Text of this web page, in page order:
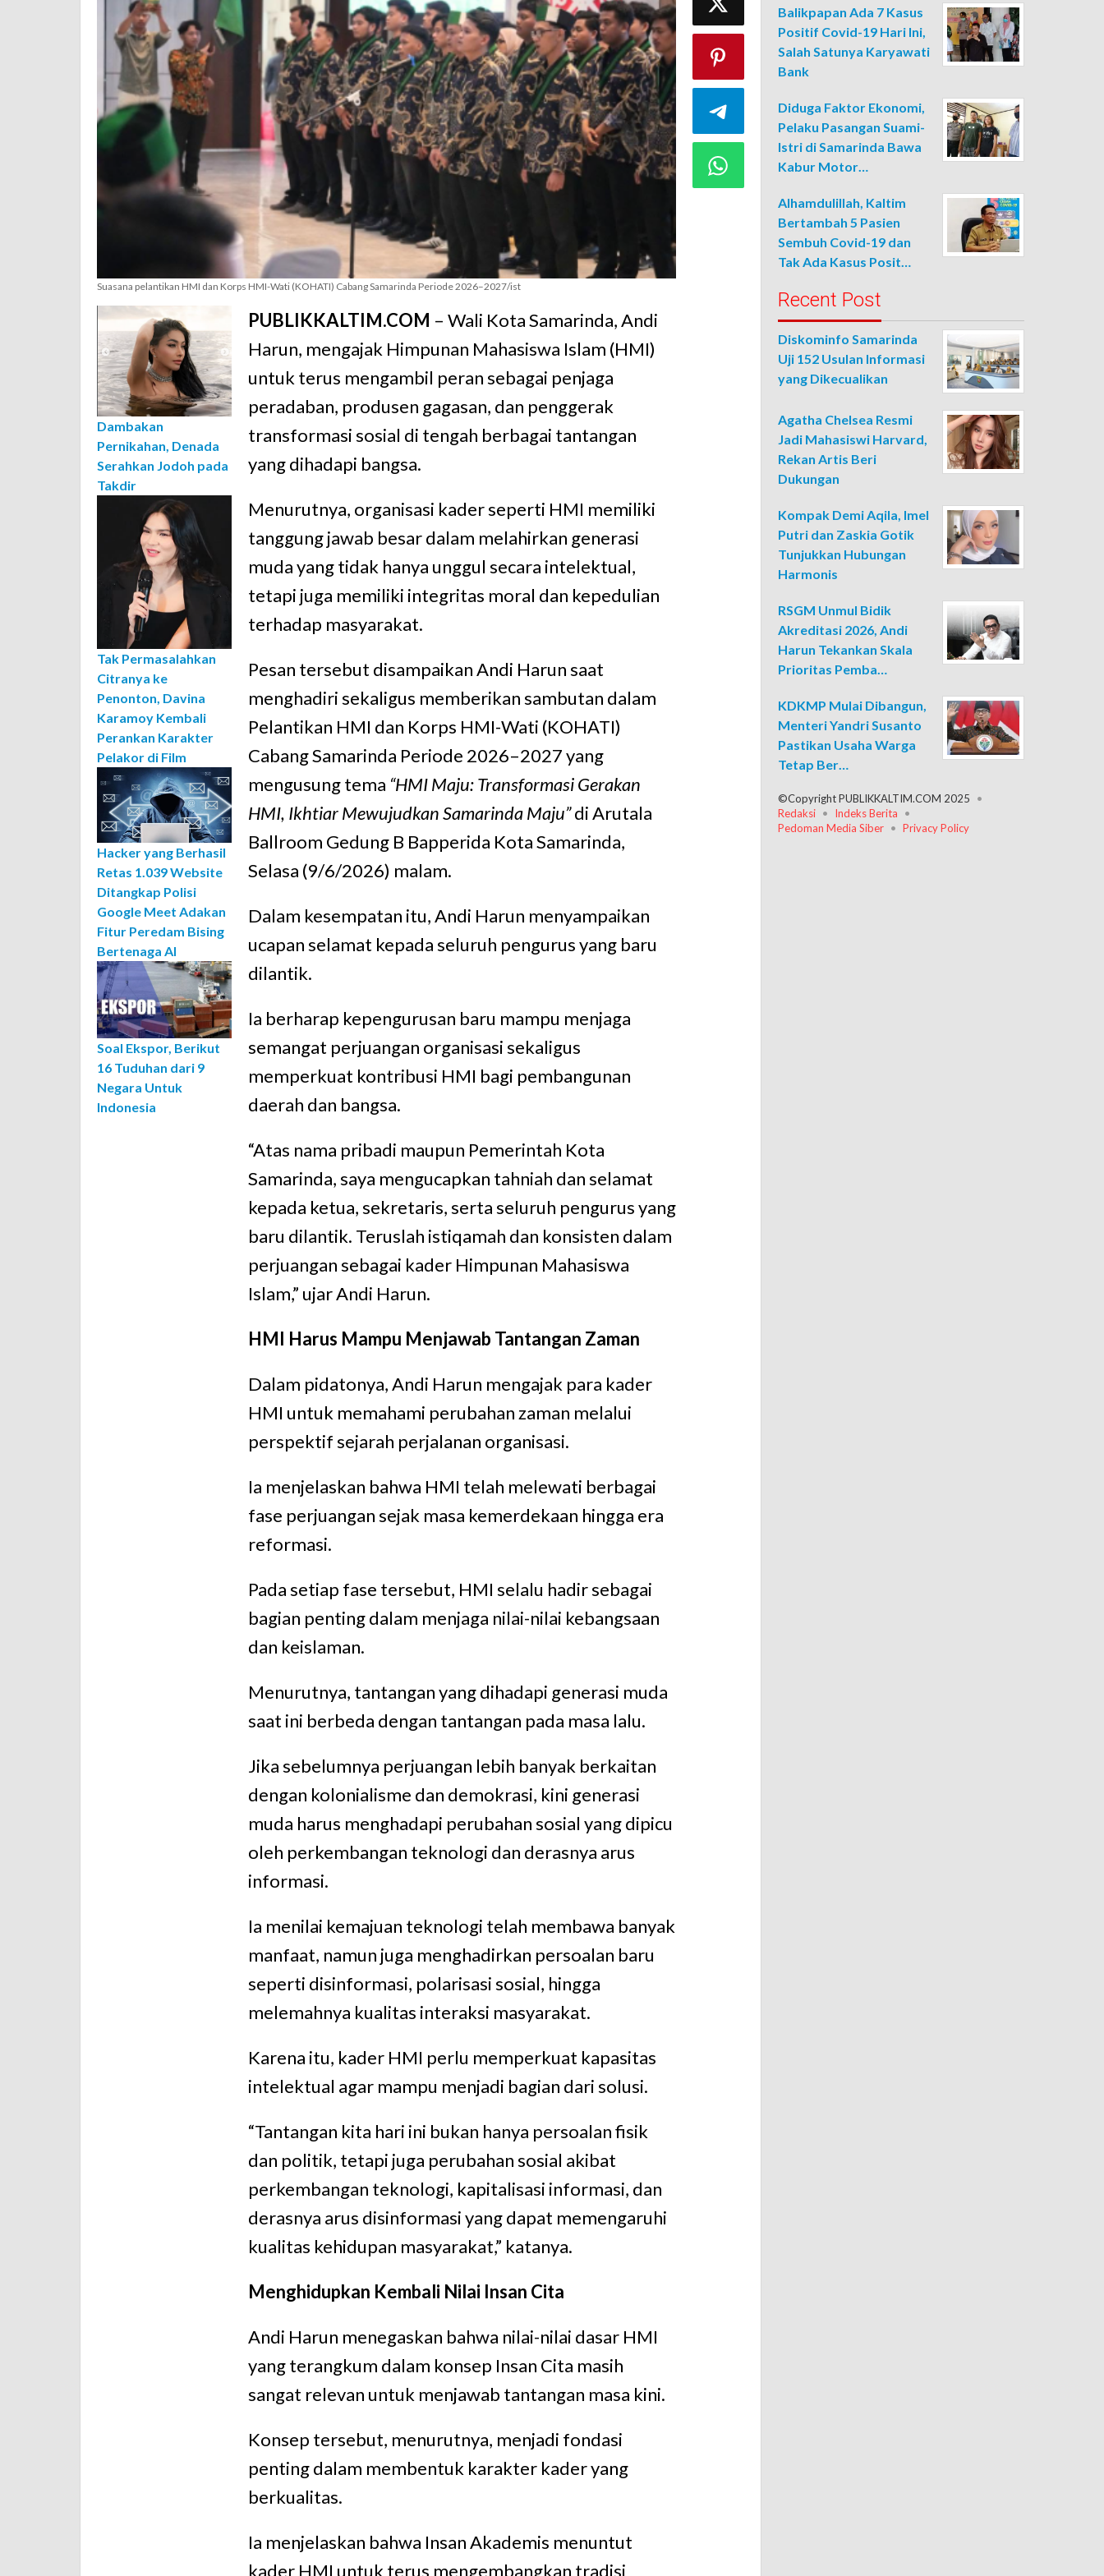
Suasana pelantikan HMI dan Korps HMI-Wati (KOHATI) Cabang Samarinda Periode 2026–2027/ist
Dambakan
Pernikahan, Denada
Serahkan Jodoh pada
Takdir
Tak Permasalahkan
Citranya ke
Penonton, Davina
Karamoy Kembali
Perankan Karakter
Pelakor di Film
Hacker yang Berhasil
Retas 1.039 Website
Ditangkap Polisi
Google Meet Adakan
Fitur Peredam Bising
Bertenaga AI
Soal Ekspor, Berikut
16 Tuduhan dari 9
Negara Untuk
Indonesia
PUBLIKKALTIM.COM – Wali Kota Samarinda, Andi
Harun, mengajak Himpunan Mahasiswa Islam (HMI)
untuk terus mengambil peran sebagai penjaga
peradaban, produsen gagasan, dan penggerak
transformasi sosial di tengah berbagai tantangan
yang dihadapi bangsa.
Menurutnya, organisasi kader seperti HMI memiliki
tanggung jawab besar dalam melahirkan generasi
muda yang tidak hanya unggul secara intelektual,
tetapi juga memiliki integritas moral dan kepedulian
terhadap masyarakat.
Pesan tersebut disampaikan Andi Harun saat
menghadiri sekaligus memberikan sambutan dalam
Pelantikan HMI dan Korps HMI-Wati (KOHATI)
Cabang Samarinda Periode 2026–2027 yang
mengusung tema “HMI Maju: Transformasi Gerakan
HMI, Ikhtiar Mewujudkan Samarinda Maju”di Arutala
Ballroom Gedung B Bapperida Kota Samarinda,
Selasa (9/6/2026) malam.
Dalam kesempatan itu, Andi Harun menyampaikan
ucapan selamat kepada seluruh pengurus yang baru
dilantik.
Ia berharap kepengurusan baru mampu menjaga
semangat perjuangan organisasi sekaligus
memperkuat kontribusi HMI bagi pembangunan
daerah dan bangsa.
“Atas nama pribadi maupun Pemerintah Kota
Samarinda, saya mengucapkan tahniah dan selamat
kepada ketua, sekretaris, serta seluruh pengurus yang
baru dilantik. Teruslah istiqamah dan konsisten dalam
perjuangan sebagai kader Himpunan Mahasiswa
Islam,” ujar Andi Harun.
HMI Harus Mampu Menjawab Tantangan Zaman
Dalam pidatonya, Andi Harun mengajak para kader
HMI untuk memahami perubahan zaman melalui
perspektif sejarah perjalanan organisasi.
Ia menjelaskan bahwa HMI telah melewati berbagai
fase perjuangan sejak masa kemerdekaan hingga era
reformasi.
Pada setiap fase tersebut, HMI selalu hadir sebagai
bagian penting dalam menjaga nilai-nilai kebangsaan
dan keislaman.
Menurutnya, tantangan yang dihadapi generasi muda
saat ini berbeda dengan tantangan pada masa lalu.
Jika sebelumnya perjuangan lebih banyak berkaitan
dengan kolonialisme dan demokrasi, kini generasi
muda harus menghadapi perubahan sosial yang dipicu
oleh perkembangan teknologi dan derasnya arus
informasi.
Ia menilai kemajuan teknologi telah membawa banyak
manfaat, namun juga menghadirkan persoalan baru
seperti disinformasi, polarisasi sosial, hingga
melemahnya kualitas interaksi masyarakat.
Karena itu, kader HMI perlu memperkuat kapasitas
intelektual agar mampu menjadi bagian dari solusi.
“Tantangan kita hari ini bukan hanya persoalan fisik
dan politik, tetapi juga perubahan sosial akibat
perkembangan teknologi, kapitalisasi informasi, dan
derasnya arus disinformasi yang dapat memengaruhi
kualitas kehidupan masyarakat,” katanya.
Menghidupkan Kembali Nilai Insan Cita
Andi Harun menegaskan bahwa nilai-nilai dasar HMI
yang terangkum dalam konsep Insan Cita masih
sangat relevan untuk menjawab tantangan masa kini.
Konsep tersebut, menurutnya, menjadi fondasi
penting dalam membentuk karakter kader yang
berkualitas.
Ia menjelaskan bahwa Insan Akademis menuntut
kader HMI untuk terus mengembangkan tradisi
Balikpapan Ada 7 Kasus
Positif Covid-19 Hari Ini,
Salah Satunya Karyawati
Bank
Diduga Faktor Ekonomi,
Pelaku Pasangan Suami-
Istri di Samarinda Bawa
Kabur Motor…
Alhamdulillah, Kaltim
Bertambah 5 Pasien
Sembuh Covid-19 dan
Tak Ada Kasus Posit…
Recent Post
Diskominfo Samarinda
Uji 152 Usulan Informasi
yang Dikecualikan
Agatha Chelsea Resmi
Jadi Mahasiswi Harvard,
Rekan Artis Beri
Dukungan
Kompak Demi Aqila, Imel
Putri dan Zaskia Gotik
Tunjukkan Hubungan
Harmonis
RSGM Unmul Bidik
Akreditasi 2026, Andi
Harun Tekankan Skala
Prioritas Pemba…
KDKMP Mulai Dibangun,
Menteri Yandri Susanto
Pastikan Usaha Warga
Tetap Ber…
©Copyright PUBLIKKALTIM.COM 2025
Redaksi
Indeks Berita
Pedoman Media Siber
Privacy Policy